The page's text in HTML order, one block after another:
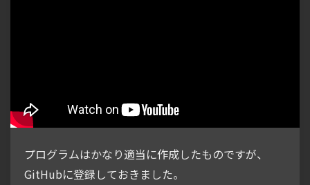
プログラムはかなり適当に作成したものですが、
GitHubに登録しておきました。